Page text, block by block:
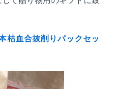
枯血合抜削りパックセッ